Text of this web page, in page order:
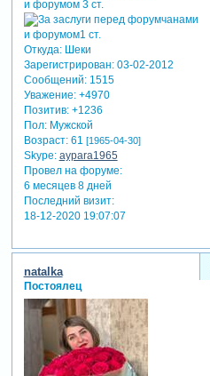
Откуда:Шеки
Зарегистрирован: 03-02-2012
Сообщений:1515
Уважение: +4970
Позитив: +1236
Пол:Мужской
Возраст:61 [1965-04-30]
Skype: aypara1965
Провел на форуме:
6 месяцев 8 дней
Последний визит:
18-12-2020 19:07:07
natalka
Постоялец